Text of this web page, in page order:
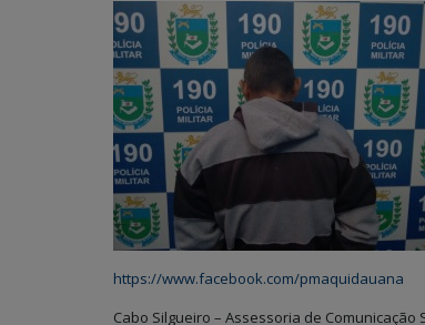
https://www.facebook.com/pmaquidauana
Cabo Silgueiro – Assessoria de Comunicação